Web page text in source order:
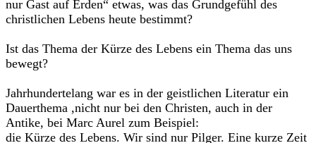
nur Gast auf Erden“ etwas, was das Grundgefühl des
christlichen Lebens heute bestimmt?
Ist das Thema der Kürze des Lebens ein Thema das uns
bewegt?
Jahrhundertelang war es in der geistlichen Literatur ein
Dauerthema ,nicht nur bei den Christen, auch in der
Antike, bei Marc Aurel zum Beispiel:
die Kürze des Lebens. Wir sind nur Pilger. Eine kurze Zeit